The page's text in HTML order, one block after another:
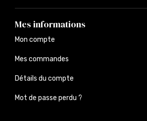
Mes informations
Mon compte
Mes commandes
Détails du compte
Mot de passe perdu ?